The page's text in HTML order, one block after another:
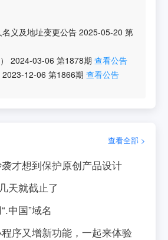
义及地址变更公告 2025-05-20 第
2024-03-06 第1878期 查看公告
2023-12-06 第1866期 查看公告
查看全部 >
才想到保护原创产品设计
天就截止了
中国”域名
序又增新功能，一起来体验